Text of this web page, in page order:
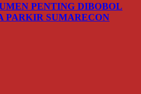
PENTING DIBOBOL
PARKIR SUMARECON